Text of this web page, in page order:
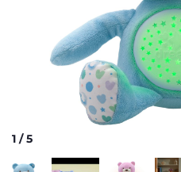
1 /5